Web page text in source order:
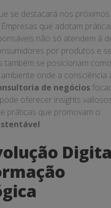
se destacará nos
que adotam
não só atendem à
por produtos e
também se posicionam
onde a consciência
de negócios
oferecer insights
práticas que promovam o
.